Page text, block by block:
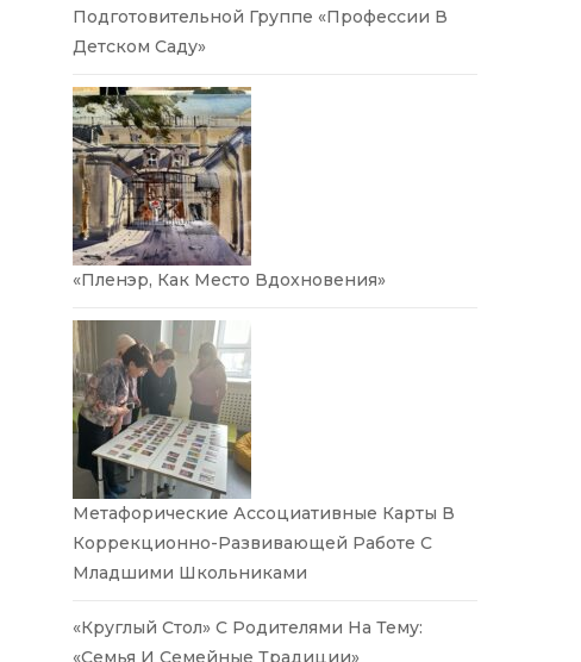
Подготовительной Группе «Профессии В
Детском Саду»
«Пленэр, Как Место Вдохновения»
Метафорические Ассоциативные Карты В
Коррекционно-Развивающей Работе С
Младшими Школьниками
«Круглый Стол» С Родителями На Тему:
«Семья И Семейные Традиции»